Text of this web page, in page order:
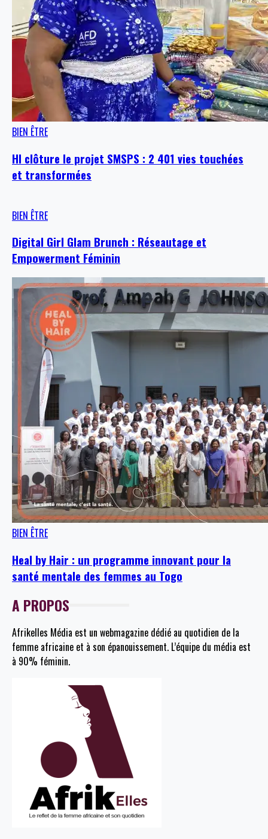
BIEN ÊTRE
HI clôture le projet SMSPS : 2 401 vies touchées
et transformées
BIEN ÊTRE
Digital Girl Glam Brunch : Réseautage et
Empowerment Féminin
BIEN ÊTRE
Heal by Hair : un programme innovant pour la
santé mentale des femmes au Togo
A PROPOS
Afrikelles Média est un webmagazine dédié au quotidien de la
femme africaine et à son épanouissement. L’équipe du média est
à 90% féminin.